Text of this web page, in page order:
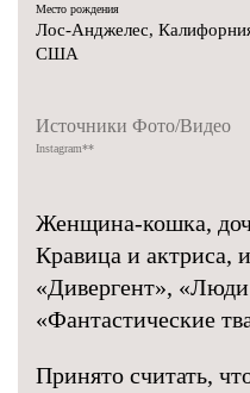
Место рождения
Лос-Анджелес,
США
Источники Фото/Видео
Instagram**
Женщина-кошка,
Кравица и актриса,
«Дивергент»,
«Фантастические
Принято считать,